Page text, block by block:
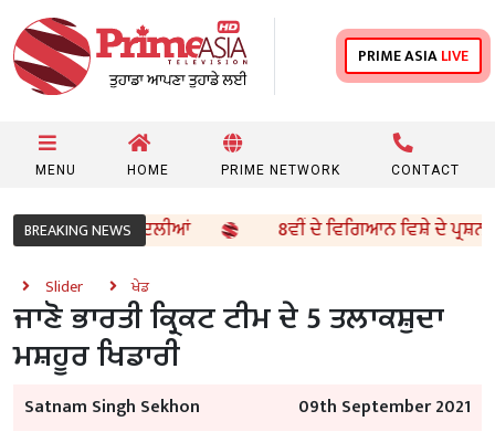
PRIME ASIALIVE
MENU HOME PRIME NETWORK CONTACT
BREAKING NEWS
ਦੀਆਂ ਬਦਲੀਆਂ 8ਵੀਂ ਦੇ ਵਿਗਿਆਨ ਵਿਸ਼ੇ ਦੇ ਪ੍ਰਸ਼ਨ ਪੱਤਰ
Slider ਖੇਡ
ਜਾਣੋ ਭਾਰਤੀ ਕ੍ਰਿਕਟ ਟੀਮ ਦੇ 5 ਤਲਾਕਸ਼ੁਦਾ
ਮਸ਼ਹੂਰ ਖਿਡਾਰੀ
Satnam Singh Sekhon 09th September 2021